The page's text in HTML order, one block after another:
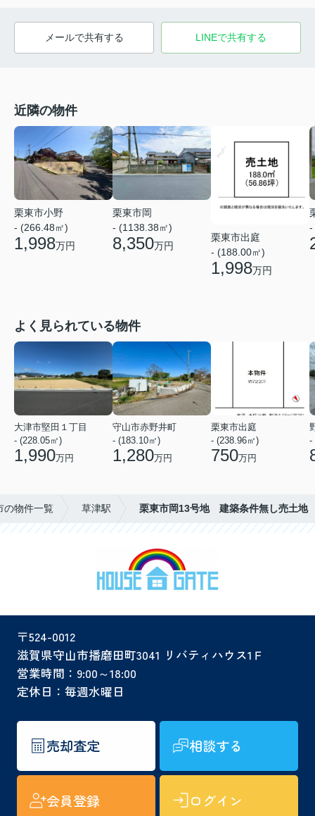
メールで共有する LINEで共有する
近隣の物件
栗東市小野
- (266.48㎡)
1,998万円
栗東市岡
- (1138.38㎡)
8,350万円
栗東市出庭
- (188.00㎡)
1,998万円
-
よく見られている物件
大津市堅田１丁目
- (228.05㎡)
1,990万円
守山市赤野井町
- (183.10㎡)
1,280万円
栗東市出庭
- (238.96㎡)
750万円
-
の物件一覧 草津駅 栗東市岡13号地 建築条件無し売土地
〒524-0012
滋賀県守山市播磨田町3041 リバティハウス1Ｆ
営業時間：9:00～18:00
定休日：毎週水曜日
売却査定 相談する
会員登録 ログイン